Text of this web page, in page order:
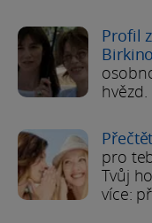
Profil
hvězd.
pro
Tvůj
více: